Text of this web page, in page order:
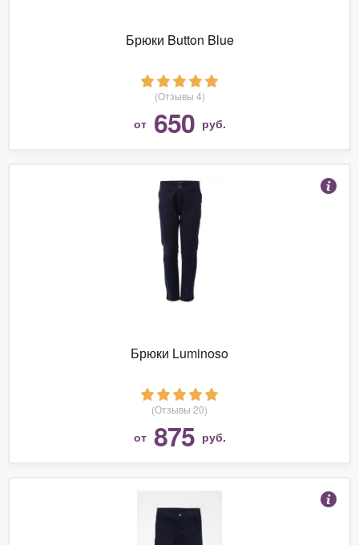
Брюки Button Blue
(Отзывы 4)
от 650 руб.
Брюки Luminoso
(Отзывы 20)
от 875 руб.